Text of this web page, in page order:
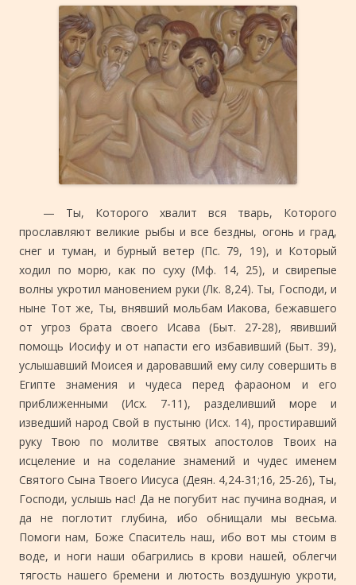
— Ты, Которого хвалит вся тварь, Которого
прославляют великие рыбы и все бездны, огонь и град,
снег и туман, и бурный ветер (Пс. 79, 19), и Который
ходил по морю, как по суху (Мф. 14, 25), и свирепые
волны укротил мановением руки (Лк. 8,24). Ты, Господи, и
ныне Тот же, Ты, внявший мольбам Иакова, бежавшего
от угроз брата своего Исава (Быт. 27-28), явивший
помощь Иосифу и от напасти его избавивший (Быт. 39),
услышавший Моисея и даровавший ему силу совершить в
Египте знамения и чудеса перед фараоном и его
приближенными (Исх. 7-11), разделивший море и
изведший народ Свой в пустыню (Исх. 14), простиравший
руку Твою по молитве святых апостолов Твоих на
исцеление и на соделание знамений и чудес именем
Святого Сына Твоего Иисуса (Деян. 4,24-31;16, 25-26), Ты,
Господи, услышь нас! Да не погубит нас пучина водная, и
да не поглотит глубина, ибо обнищали мы весьма.
Помоги нам, Боже Спаситель наш, ибо вот мы стоим в
воде, и ноги наши обагрились в крови нашей, облегчи
тягость нашего бремени и лютость воздушную укроти,